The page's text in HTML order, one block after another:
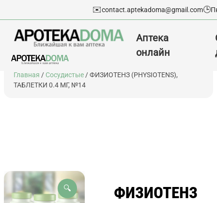
Перейти
содержимому
✉️contact.aptekadoma@gmail.com🕒
Аптека
онлайн
Главная / Сосудистые / ФИЗИОТЕНЗ (PHYSIOTENS),
ТАБЛЕТКИ 0.4 МГ, №14
🔍
ФИЗИОТЕНЗ